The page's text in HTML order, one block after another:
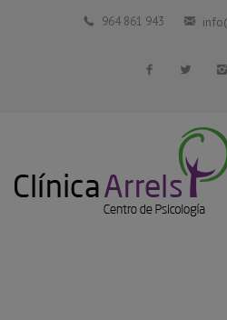
Blog
964 861 943